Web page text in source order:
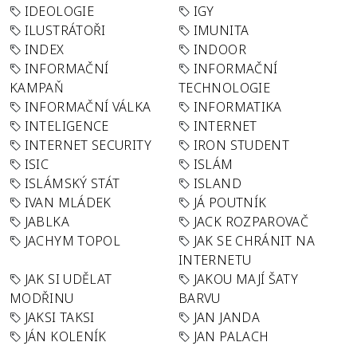
IDEOLOGIE
IGY
ILUSTRÁTOŘI
IMUNITA
INDEX
INDOOR
INFORMAČNÍ
KAMPAŇ
INFORMAČNÍ
TECHNOLOGIE
INFORMAČNÍ VÁLKA
INFORMATIKA
INTELIGENCE
INTERNET
INTERNET SECURITY
IRON STUDENT
ISIC
ISLÁM
ISLÁMSKÝ STÁT
ISLAND
IVAN MLÁDEK
JÁ POUTNÍK
JABLKA
JACK ROZPAROVAČ
JACHYM TOPOL
JAK SE CHRÁNIT NA
INTERNETU
JAK SI UDĚLAT
MODŘINU
JAKOU MAJÍ ŠATY
BARVU
JAKSI TAKSI
JAN JANDA
JÁN KOLENÍK
JAN PALACH